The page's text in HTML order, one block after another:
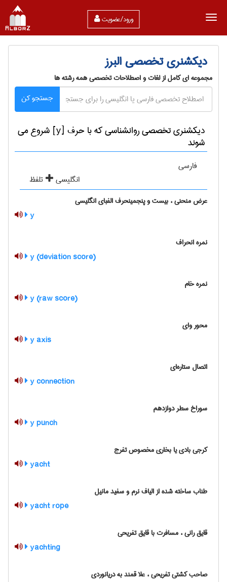
ورود/عضویت
دیکشنری تخصصی البرز
مجموعه ای کامل از لغات و اصطلاحات تخصصی همه رشته ها
جستجو کن
دیکشنری تخصصی روانشناسی که با حرف [y] شروع می
شوند
فارسی
انگلیسی
تلفظ
عرض منحنی ، بیست و پنجمینحرف الفبای انگلیسی
y
نمره انحراف
y (deviation score)
نمره خام
y (raw score)
محور وای
y axis
اتصال ستاره‌ای
y connection
سوراخ سطر دوازدهم
y punch
کرجی بادی یا بخاری مخصوص تفرج
yacht
طناب ساخته شده از الیاف نرم و سفید مانیل
yacht rope
قایق رانی ، مسافرت با قایق تفریحی
yachting
صاحب کشتی تفریحی ، علا قمند به دریانوردی